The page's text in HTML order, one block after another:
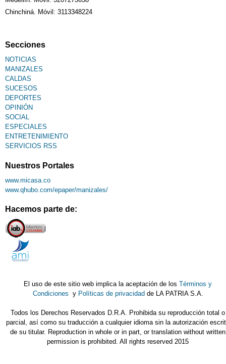
Chinchiná. Móvil: 3113348224
Secciones
NOTICIAS
MANIZALES
CALDAS
SUCESOS
DEPORTES
OPINIÓN
SOCIAL
ESPECIALES
ENTRETENIMIENTO
SERVICIOS RSS
Nuestros Portales
www.micasa.co
www.qhubo.com/epaper/manizales/
Hacemos parte de:
El uso de este sitio web implica la aceptación de losTérminos y
Condiciones y Políticas de privacidad de LA PATRIA S.A.
Todos los Derechos Reservados D.R.A. Prohibida su reproducción total o
parcial, así como su traducción a cualquier idioma sin la autorización
de su titular. Reproduction in whole or in part, or translation without written
permission is prohibited. All rights reserved 2015